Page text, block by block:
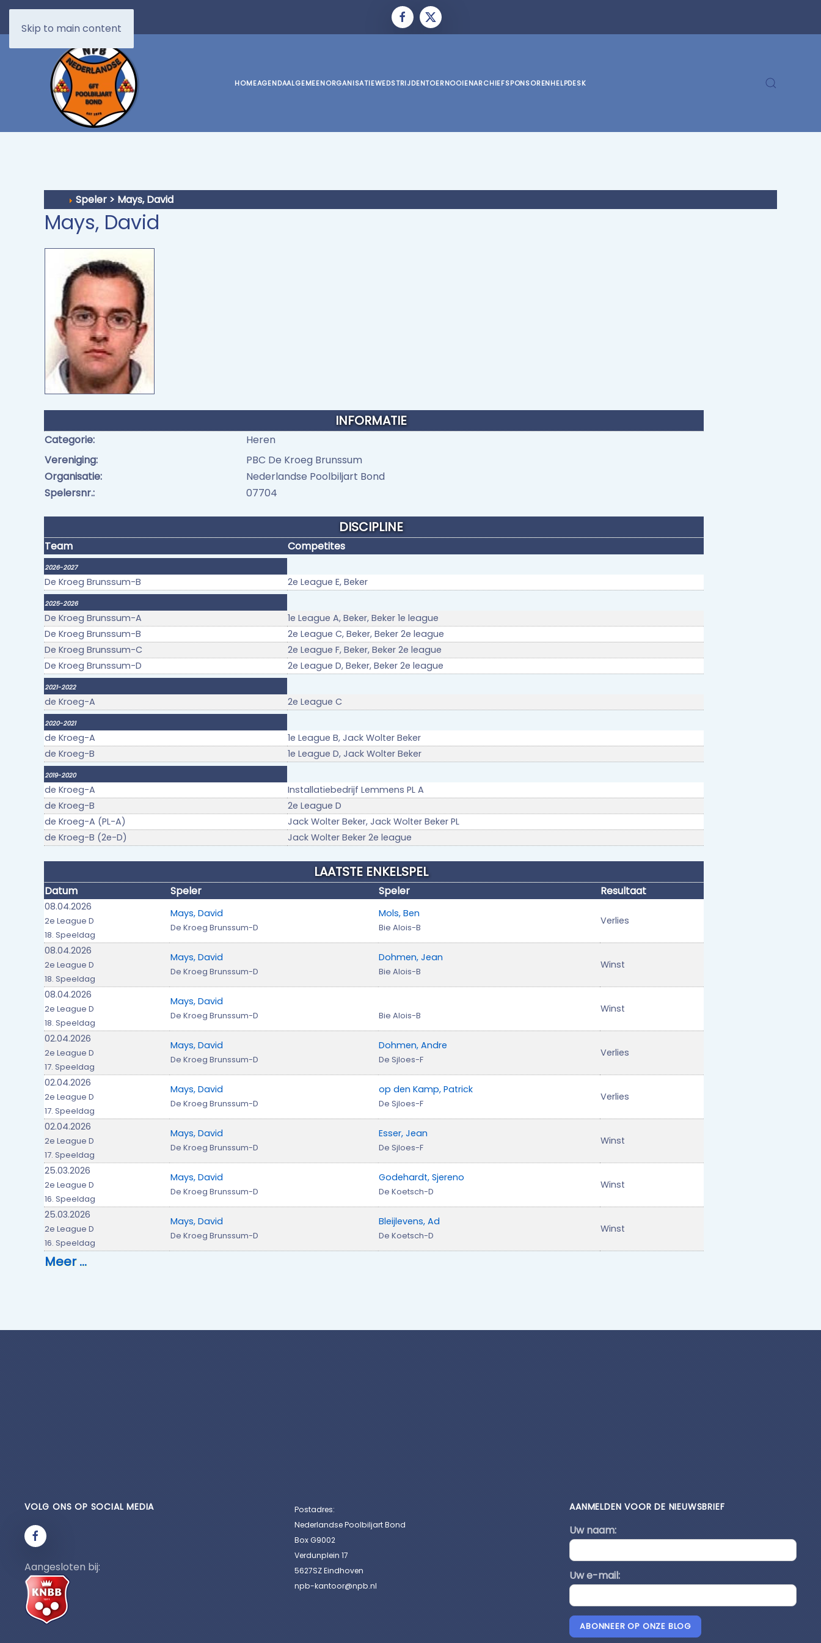
Skip to main content
HOMEAGENDAALGEMEENORGANISATIEWEDSTRIJDENTOERNOOIENARCHIEFSPONSORENHELPDESK
Speler > Mays, David
Mays, David
INFORMATIE
Categorie:
Heren
Vereniging:
PBC De Kroeg Brunssum
Organisatie:
Nederlandse Poolbiljart Bond
Spelersnr.:
07704
DISCIPLINE
Team Competites
2026-2027
De Kroeg Brunssum-B 2e League E, Beker
2025-2026
De Kroeg Brunssum-A
1e League A, Beker, Beker 1e league
De Kroeg Brunssum-B
2e League C, Beker, Beker 2e league
De Kroeg Brunssum-C
2e League F, Beker, Beker 2e league
De Kroeg Brunssum-D
2e League D, Beker, Beker 2e league
2021-2022
de Kroeg-A 2e League C
2020-2021
de Kroeg-A
1e League B, Jack Wolter Beker
de Kroeg-B
1e League D, Jack Wolter Beker
2019-2020
de Kroeg-A
Installatiebedrijf Lemmens PL A
de Kroeg-B
2e League D
de Kroeg-A (PL-A)
Jack Wolter Beker, Jack Wolter Beker PL
de Kroeg-B (2e-D)
Jack Wolter Beker 2e league
LAATSTE ENKELSPEL
Datum Speler Speler Resultaat
08.04.2026
2e League D
18. Speeldag
Mays, David
De Kroeg Brunssum-D
Mols, Ben
Bie Alois-B
Verlies
08.04.2026
2e League D
18. Speeldag
Mays, David
De Kroeg Brunssum-D
Dohmen, Jean
Bie Alois-B
Winst
08.04.2026
2e League D
18. Speeldag
Mays, David
De Kroeg Brunssum-D Bie Alois-B
Winst
02.04.2026
2e League D
17. Speeldag
Mays, David
De Kroeg Brunssum-D
Dohmen, Andre
De Sjloes-F
Verlies
02.04.2026
2e League D
17. Speeldag
Mays, David
De Kroeg Brunssum-D
op den Kamp, Patrick
De Sjloes-F
Verlies
02.04.2026
2e League D
17. Speeldag
Mays, David
De Kroeg Brunssum-D
Esser, Jean
De Sjloes-F
Winst
25.03.2026
2e League D
16. Speeldag
Mays, David
De Kroeg Brunssum-D
Godehardt, Sjereno
De Koetsch-D
Winst
25.03.2026
2e League D
16. Speeldag
Mays, David
De Kroeg Brunssum-D
Bleijlevens, Ad
De Koetsch-D
Winst
Meer …
VOLG ONS OP SOCIAL MEDIA
Aangesloten bij:
Postadres:
Nederlandse Poolbiljart Bond
Box G9002
Verdunplein 17
5627SZ Eindhoven
npb-kantoor@npb.nl
AANMELDEN VOOR DE NIEUWSBRIEF
Uw naam:
Uw e-mail:
ABONNEER OP ONZE BLOG